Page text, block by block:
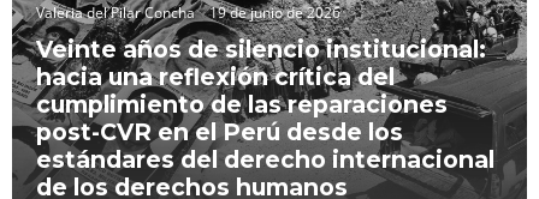
Valeria del Pilar Concha 19 de junio de 2026
Veinte años de silencio institucional:
hacia una reflexión crítica del
cumplimiento de las reparaciones
post-CVR en el Perú desde los
estándares del derecho internacional
de los derechos humanos